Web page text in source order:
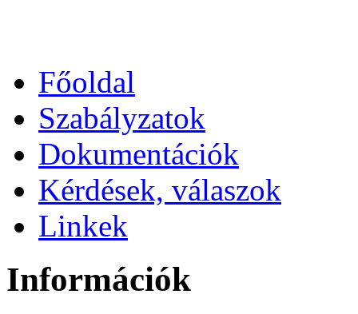
Főoldal
Szabályzatok
Dokumentációk
Kérdések, válaszok
Linkek
Információk